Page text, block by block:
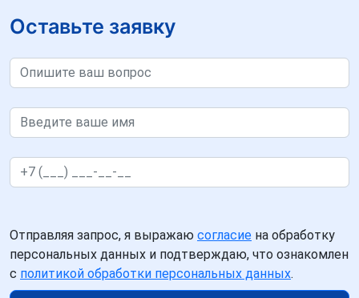
Оставьте заявку
Отправляя запрос, я выражаю согласие на обработку
персональных данных и подтверждаю, что ознакомлен
с политикой обработки персональных данных.